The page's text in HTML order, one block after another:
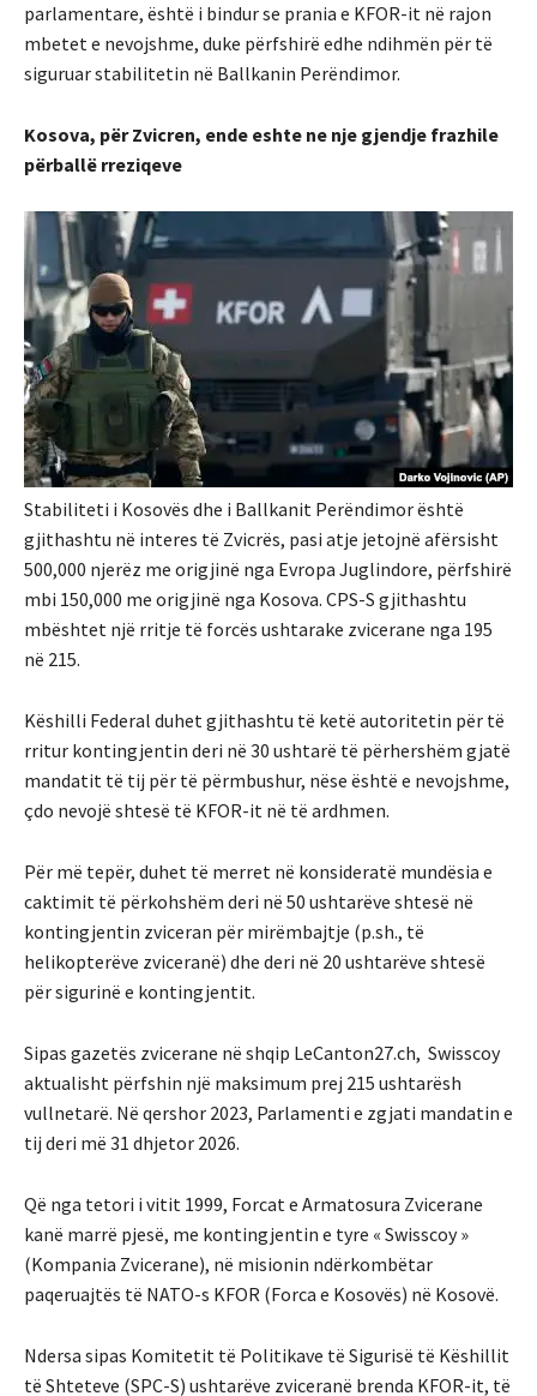
parlamentare, është i bindur se prania e KFOR-it në rajon
mbetet e nevojshme, duke përfshirë edhe ndihmën për të
siguruar stabilitetin në Ballkanin Perëndimor.
Kosova, për Zvicren, ende eshte ne nje gjendje frazhile
përballë rreziqeve
Stabiliteti i Kosovës dhe i Ballkanit Perëndimor është
gjithashtu në interes të Zvicrës, pasi atje jetojnë afërsisht
500,000 njerëz me origjinë nga Evropa Juglindore, përfshirë
mbi 150,000 me origjinë nga Kosova. CPS-S gjithashtu
mbështet një rritje të forcës ushtarake zvicerane nga 195
në 215.
Këshilli Federal duhet gjithashtu të ketë autoritetin për të
rritur kontingjentin deri në 30 ushtarë të përhershëm gjatë
mandatit të tij për të përmbushur, nëse është e nevojshme,
çdo nevojë shtesë të KFOR-it në të ardhmen.
Për më tepër, duhet të merret në konsideratë mundësia e
caktimit të përkohshëm deri në 50 ushtarëve shtesë në
kontingjentin zviceran për mirëmbajtje (p.sh., të
helikopterëve zviceranë) dhe deri në 20 ushtarëve shtesë
për sigurinë e kontingjentit.
Sipas gazetës zvicerane në shqip LeCanton27.ch, Swisscoy
aktualisht përfshin një maksimum prej 215 ushtarësh
vullnetarë. Në qershor 2023, Parlamenti e zgjati mandatin e
tij deri më 31 dhjetor 2026.
Që nga tetori i vitit 1999, Forcat e Armatosura Zvicerane
kanë marrë pjesë, me kontingjentin e tyre « Swisscoy »
(Kompania Zvicerane), në misionin ndërkombëtar
paqeruajtës të NATO-s KFOR (Forca e Kosovës) në Kosovë.
Ndersa sipas Komitetit të Politikave të Sigurisë të Këshillit
të Shteteve (SPC-S) ushtarëve zviceranë brenda KFOR-it, të